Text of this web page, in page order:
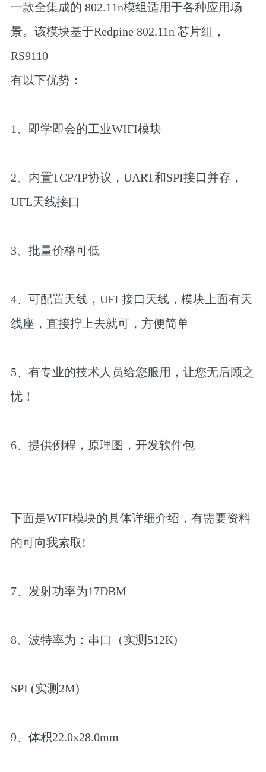
一款全集成的 802.11n模组适用于各种应用场
景。该模块基于Redpine 802.11n 芯片组，
RS9110
有以下优势：
1、即学即会的工业WIFI模块
2、内置TCP/IP协议，UART和SPI接口并存，
UFL天线接口
3、批量价格可低
4、可配置天线，UFL接口天线，模块上面有天
线座，直接拧上去就可，方便简单
5、有专业的技术人员给您服用，让您无后顾之
忧！
6、提供例程，原理图，开发软件包
下面是WIFI模块的具体详细介绍，有需要资料
的可向我索取!
7、发射功率为17DBM
8、波特率为：串口（实测512K)
SPI (实测2M)
9、体积22.0x28.0mm